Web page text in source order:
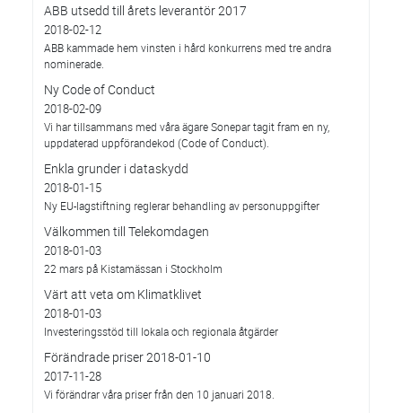
ABB utsedd till årets leverantör 2017
2018-02-12
ABB kammade hem vinsten i hård konkurrens med tre andra
nominerade.
Ny Code of Conduct
2018-02-09
Vi har tillsammans med våra ägare Sonepar tagit fram en ny,
uppdaterad uppförandekod (Code of Conduct).
Enkla grunder i dataskydd
2018-01-15
Ny EU-lagstiftning reglerar behandling av personuppgifter
Välkommen till Telekomdagen
2018-01-03
22 mars på Kistamässan i Stockholm
Värt att veta om Klimatklivet
2018-01-03
Investeringsstöd till lokala och regionala åtgärder
Förändrade priser 2018-01-10
2017-11-28
Vi förändrar våra priser från den 10 januari 2018.